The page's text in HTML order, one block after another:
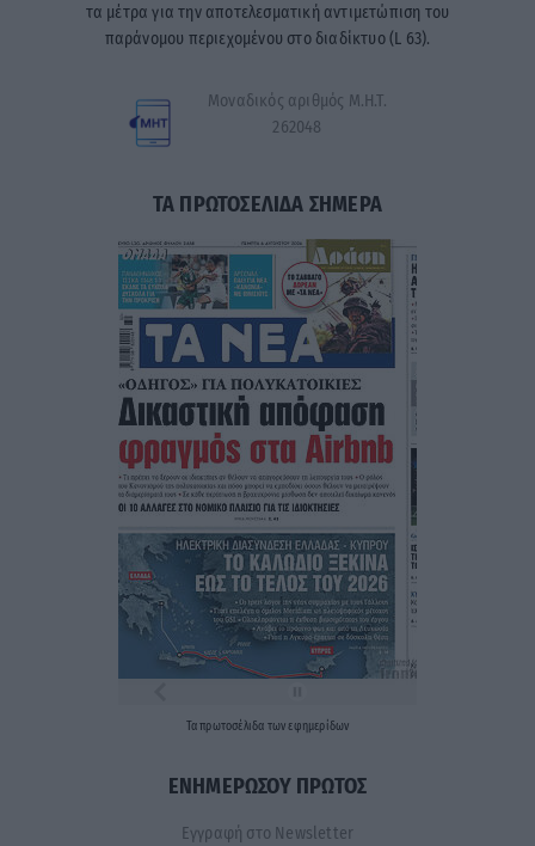
τα μέτρα για την αποτελεσματική αντιμετώπιση του
παράνομου περιεχομένου στο διαδίκτυο (L 63).
Μοναδικός αριθμός Μ.Η.Τ.
262048
ΤΑ ΠΡΩΤΟΣΕΛΙΔΑ ΣΗΜΕΡΑ
Ταπρωτοσέλιδα τωνεφημερίδων
ΕΝΗΜΕΡΩΣΟΥ ΠΡΩΤΟΣ
Εγγραφή στο Newsletter